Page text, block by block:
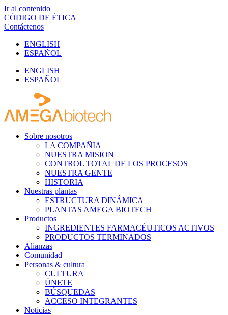
Ir al contenido
CÓDIGO DE ÉTICA
Contáctenos
ENGLISH
ESPAÑOL
ENGLISH
ESPAÑOL
Sobre nosotros
LA COMPAÑIA
NUESTRA MISION
CONTROL TOTAL DE LOS PROCESOS
NUESTRA GENTE
HISTORIA
Nuestras plantas
ESTRUCTURA DINÁMICA
PLANTAS AMEGA BIOTECH
Productos
INGREDIENTES FARMACÉUTICOS ACTIVOS
PRODUCTOS TERMINADOS
Alianzas
Comunidad
Personas & cultura
CULTURA
ÚNETE
BÚSQUEDAS
ACCESO INTEGRANTES
Noticias